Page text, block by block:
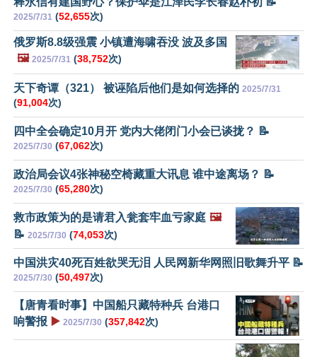
2025/7/31 (52,655次)
俄罗斯8.8级强震 小镇遭海啸吞没 波及多国
🖼️ 2025/7/31 (38,752次)
天下奇谭（321） 被诬陷后他们是如何选择的 2025/7/31
(91,004次)
四中全会确定10月开 党内大佬闭门小会已谈拢？ 📝
2025/7/30 (67,062次)
政治局会议4张神秘空椅藏重大讯息 谁中途离场？ 📝
2025/7/30 (65,280次)
救市政策为的是请君入瓮套牢血亏家庭 🖼️
📝 2025/7/30 (74,053次)
中国洪灾40死百姓欲哭无泪 人民网新华网照旧歌舞升平 📝
2025/7/30 (50,497次)
【唐青看时事】中国船只藏特种兵 台港口
响警报 ▶️ 2025/7/30 (357,842次)